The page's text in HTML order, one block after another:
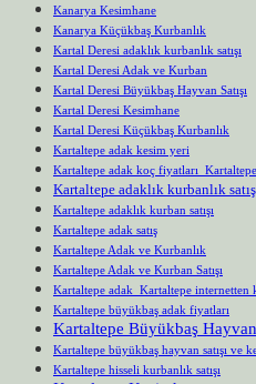
Kanarya Kesimhane
Kanarya Küçükbaş Kurbanlık
Kartal Deresi adaklık kurbanlık satışı
Kartal Deresi Adak ve Kurban
Kartal Deresi Büyükbaş Hayvan Satışı
Kartal Deresi Kesimhane
Kartal Deresi Küçükbaş Kurbanlık
Kartaltepe adak kesim yeri
Kartaltepe adak koç fiyatları
Kartaltepe adaklık kurbanlık
Kartaltepe adaklık kurban satışı
Kartaltepe adak satış
Kartaltepe Adak ve Kurbanlık
Kartaltepe Adak ve Kurban Satışı
Kartaltepe adak Kartaltepe internetten
Kartaltepe büyükbaş adak fiyatları
Kartaltepe Büyükbaş Hayvan
Kartaltepe büyükbaş hayvan satışı ve
Kartaltepe hisseli kurbanlık satışı